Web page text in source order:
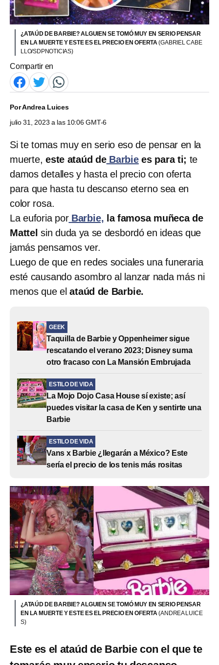
¿ATAÚD DE BARBIE? ALGUIEN SE TOMÓ MUY EN SERIO PENSAR
EN LA MUERTE Y ESTE ES EL PRECIO EN OFERTA(GABRIEL CABE
LLO/SDPNOTICIAS)
Compartir en
PorAndrea Luices
julio 31, 2023 a las 10:06 GMT-6
Si te tomas muy en serio eso de pensar en la
muerte, este ataúd deBarbiees para ti; te
damos detalles y hasta el precio con oferta
para que hasta tu descanso eterno sea en
color rosa.
La euforia por Barbie, la famosa muñeca de
Mattel sin duda ya se desbordó en ideas que
jamás pensamos ver.
Luego de que en redes sociales una funeraria
esté causando asombro al lanzar nada más ni
menos que elataúd de Barbie.
GEEK
Taquilla de Barbie y Oppenheimer sigue
rescatando el verano 2023; Disney suma
otro fracaso con La Mansión Embrujada
ESTILO DE VIDA
La Mojo Dojo Casa House sí existe; así
puedes visitar la casa de Ken y sentirte una
Barbie
ESTILO DE VIDA
Vans x Barbie ¿llegarán a México? Este
sería el precio de los tenis más rositas
¿ATAÚD DE BARBIE? ALGUIEN SE TOMÓ MUY EN SERIO PENSAR
EN LA MUERTE Y ESTE ES EL PRECIO EN OFERTA(ANDREA LUICE
S)
Este es el ataúd de Barbie con el que te